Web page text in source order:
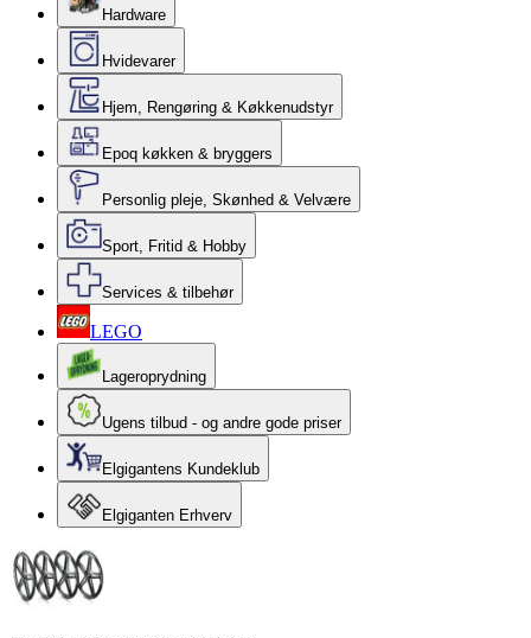
Hardware
Hvidevarer
Hjem, Rengøring & Køkkenudstyr
Epoq køkken & bryggers
Personlig pleje, Skønhed & Velvære
Sport, Fritid & Hobby
Services & tilbehør
LEGO
Lageroprydning
Ugens tilbud - og andre gode priser
Elgigantens Kundeklub
Elgiganten Erhverv